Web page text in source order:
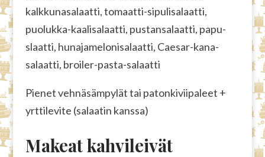
kalkkunasalaatti, tomaatti-sipulisalaatti,
puolukka-kaalisalaatti, pustansalaatti, papu-
slaatti, hunajamelonisalaatti, Caesar-kana-
salaatti, broiler-pasta-salaatti
Pienet vehnäsämpylät tai patonkiviipaleet +
yrttilevite (salaatin kanssa)
Makeat kahvileivät